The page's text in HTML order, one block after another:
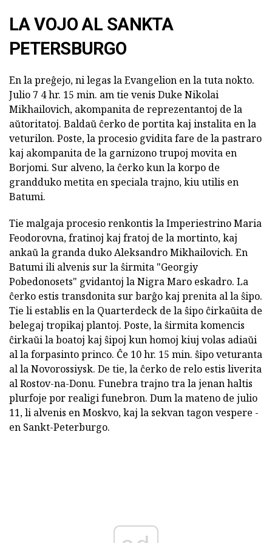
LA VOJO AL SANKTA
PETERSBURGO
En la preĝejo, ni legas la Evangelion en la tuta nokto.
Julio 7 4 hr. 15 min. am tie venis Duke Nikolai
Mikhailovich, akompanita de reprezentantoj de la
aŭtoritatoj. Baldaŭ ĉerko de portita kaj instalita en la
veturilon. Poste, la procesio gvidita fare de la pastraro
kaj akompanita de la garnizono trupoj movita en
Borjomi. Sur alveno, la ĉerko kun la korpo de
grandduko metita en speciala trajno, kiu utilis en
Batumi.
Tie malgaja procesio renkontis la Imperiestrino Maria
Feodorovna, fratinoj kaj fratoj de la mortinto, kaj
ankaŭ la granda duko Aleksandro Mikhailovich. En
Batumi ili alvenis sur la ŝirmita "Georgiy
Pobedonosets" gvidantoj la Nigra Maro eskadro. La
ĉerko estis transdonita sur barĝo kaj prenita al la ŝipo.
Tie li establis en la Quarterdeck de la ŝipo ĉirkaŭita de
belegaj tropikaj plantoj. Poste, la ŝirmita komencis
ĉirkaŭi la boatoj kaj ŝipoj kun homoj kiuj volas adiaŭi
al la forpasinto princo. Ĉe 10 hr. 15 min. ŝipo veturanta
al la Novorossiysk. De tie, la ĉerko de relo estis liverita
al Rostov-na-Donu. Funebra trajno tra la jenan haltis
plurfoje por realigi funebron. Dum la mateno de julio
11, li alvenis en Moskvo, kaj la sekvan tagon vespere -
en Sankt-Peterburgo.